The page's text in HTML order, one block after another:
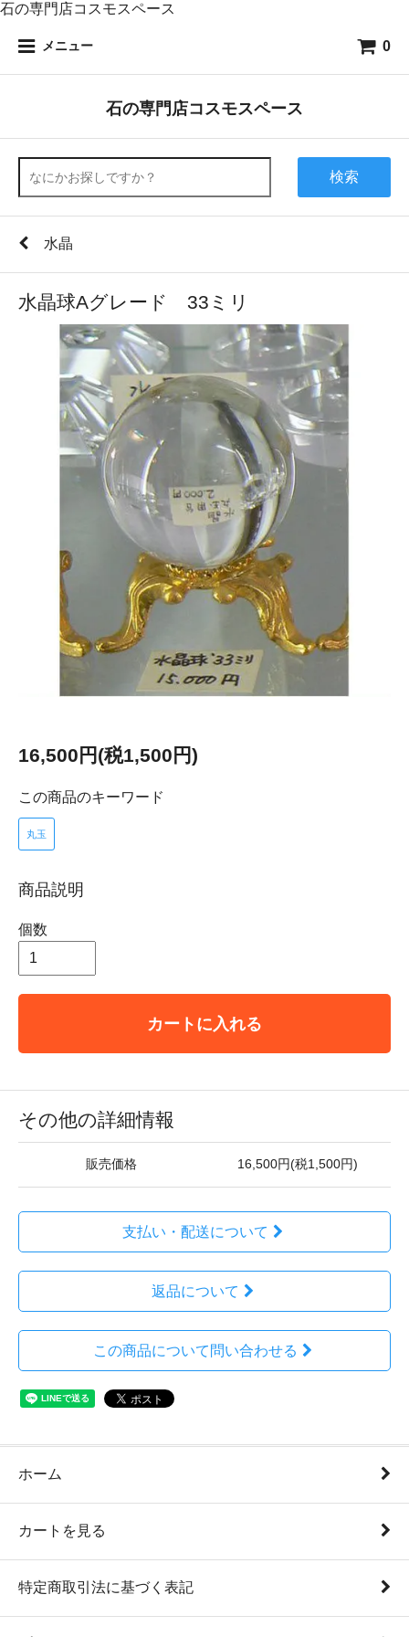
石の専門店コスモスペース
メニュー 0
石の専門店コスモスペース
検索
水晶
水晶球Aグレード 33ミリ
16,500円(税1,500円)
この商品のキーワード
丸玉
商品説明
個数
カートに入れる
その他の詳細情報
販売価格 16,500円(税1,500円)
支払い・配送について
返品について
この商品について問い合わせる
ホーム
カートを見る
特定商取引法に基づく表記